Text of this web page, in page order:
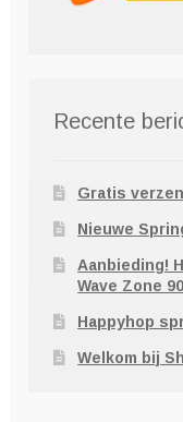
Recente
Gratis
Nieuwe
Aanbieding!
Wave Zone
Happyhop
Welkom bij